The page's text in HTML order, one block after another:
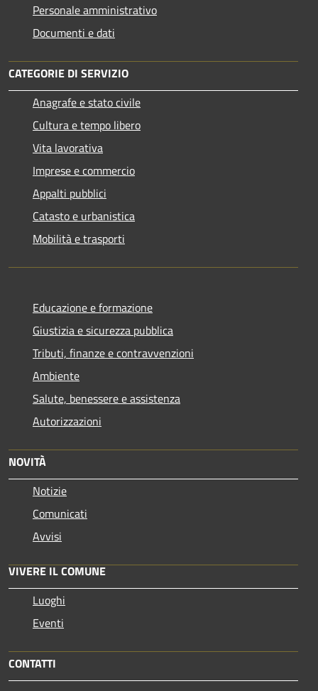
Personale amministrativo
Documenti e dati
CATEGORIE DI SERVIZIO
Anagrafe e stato civile
Cultura e tempo libero
Vita lavorativa
Imprese e commercio
Appalti pubblici
Catasto e urbanistica
Mobilità e trasporti
Educazione e formazione
Giustizia e sicurezza pubblica
Tributi, finanze e contravvenzioni
Ambiente
Salute, benessere e assistenza
Autorizzazioni
NOVITÀ
Notizie
Comunicati
Avvisi
VIVERE IL COMUNE
Luoghi
Eventi
CONTATTI